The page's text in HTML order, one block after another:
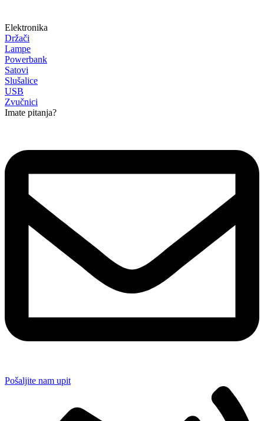
Elektronika
Držači
Lampe
Powerbank
Satovi
Slušalice
USB
Zvučnici
Imate pitanja?
Pošaljite nam upit